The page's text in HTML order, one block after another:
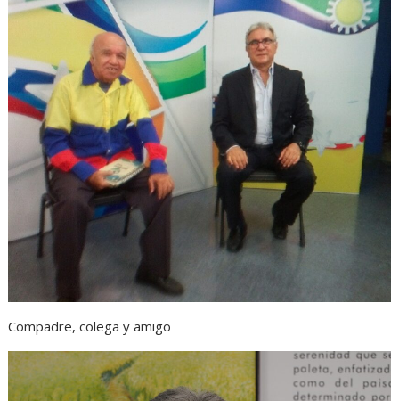
Compadre, colega y amigo